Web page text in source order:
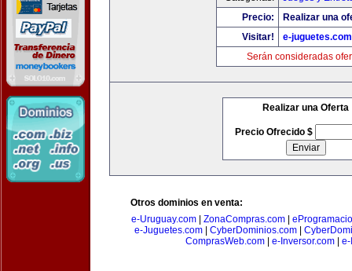
Precio:
Realizar una
Visitar!
e-juguetes.com
Serán consideradas
Realizar una Oferta
Precio Ofrecido $
Otros dominios en venta:
e-Uruguay.com
ZonaCompras.com
e-Juguetes.com| CyberDominios.com|
ComprasWeb.com
e-Inversor.com e-